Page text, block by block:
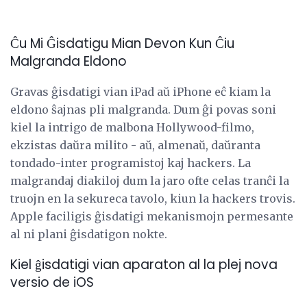
Ĉu Mi Ĝisdatigu Mian Devon Kun Ĉiu
Malgranda Eldono
Gravas ĝisdatigi vian iPad aŭ iPhone eĉ kiam la
eldono ŝajnas pli malgranda. Dum ĝi povas soni
kiel la intrigo de malbona Hollywood-filmo,
ekzistas daŭra milito - aŭ, almenaŭ, daŭranta
tondado-inter programistoj kaj hackers. La
malgrandaj diakiloj dum la jaro ofte celas tranĉi la
truojn en la sekureca tavolo, kiun la hackers trovis.
Apple faciligis ĝisdatigi mekanismojn permesante
al ni plani ĝisdatigon nokte.
Kiel ĝisdatigi vian aparaton al la plej nova
versio de iOS